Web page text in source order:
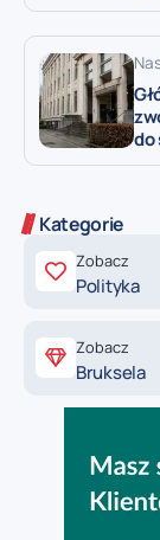
do
Kategorie
Zobacz
Polityka
Zobacz
Bruksela